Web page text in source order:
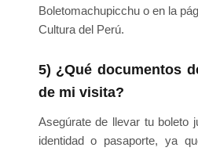
Boletomachupicchu o en la
Cultura del Perú.
5) ¿Qué documentos
de mi visita?
Asegúrate de llevar tu boleto
identidad o pasaporte, ya